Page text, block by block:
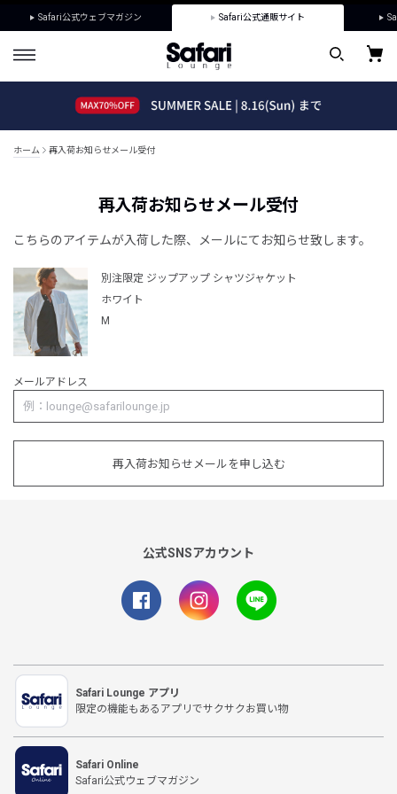
Safari公式ウェブマガジン Safari公式通販サイト
ホーム 再入荷お知らせメール受付
再入荷お知らせメール受付
こちらのアイテムが入荷した際、メールにてお知らせ致します。
別注限定 ジップアップ シャツジャケット
ホワイト
M
メールアドレス
再入荷お知らせメールを申し込む
公式SNSアカウント
Safari Lounge アプリ
限定の機能もあるアプリでサクサクお買い物
Safari Online
Safari公式ウェブマガジン